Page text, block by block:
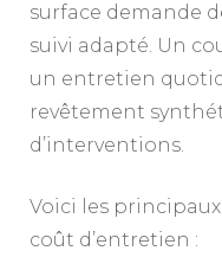
surface demande
suivi adapté. Un
un entretien
revêtement
d’interventions.
Voici les
coût d’entretien :